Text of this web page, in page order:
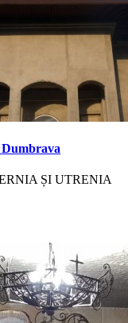
Dumbrava
ȘI UTRENIA